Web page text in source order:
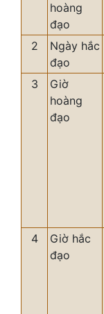
hoàng
đạo
2
Ngày hắc
đạo
3
Giờ
hoàng
đạo
4
Giờ hắc
đạo